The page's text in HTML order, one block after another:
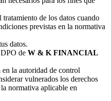
de los datos cuando
previstas en la normativa
datos.
de W & K FINANCIAL
la autoridad de control
vulnerados los derechos
normativa aplicable en